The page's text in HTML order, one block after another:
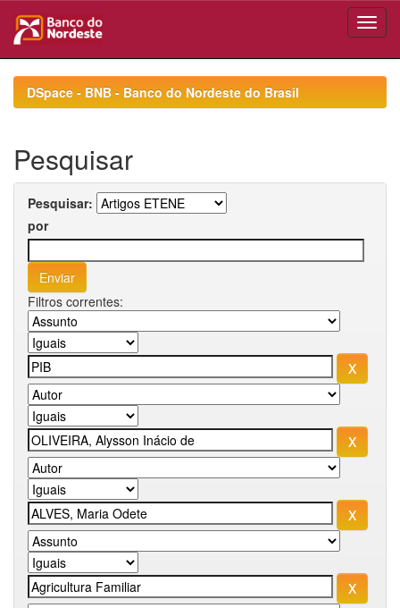
navigationDSpace - BNB - Banco do Nordeste do Brasil
Pesquisar
Pesquisar:
por
Filtros correntes: